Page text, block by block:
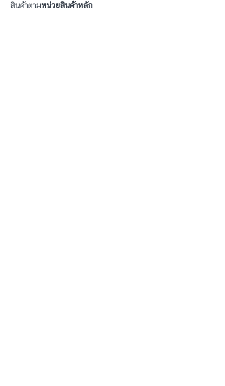
สินค้าตามหน่วยสินค้าหลัก